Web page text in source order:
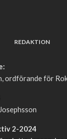
REDAKTION
ordförande för
2-2024